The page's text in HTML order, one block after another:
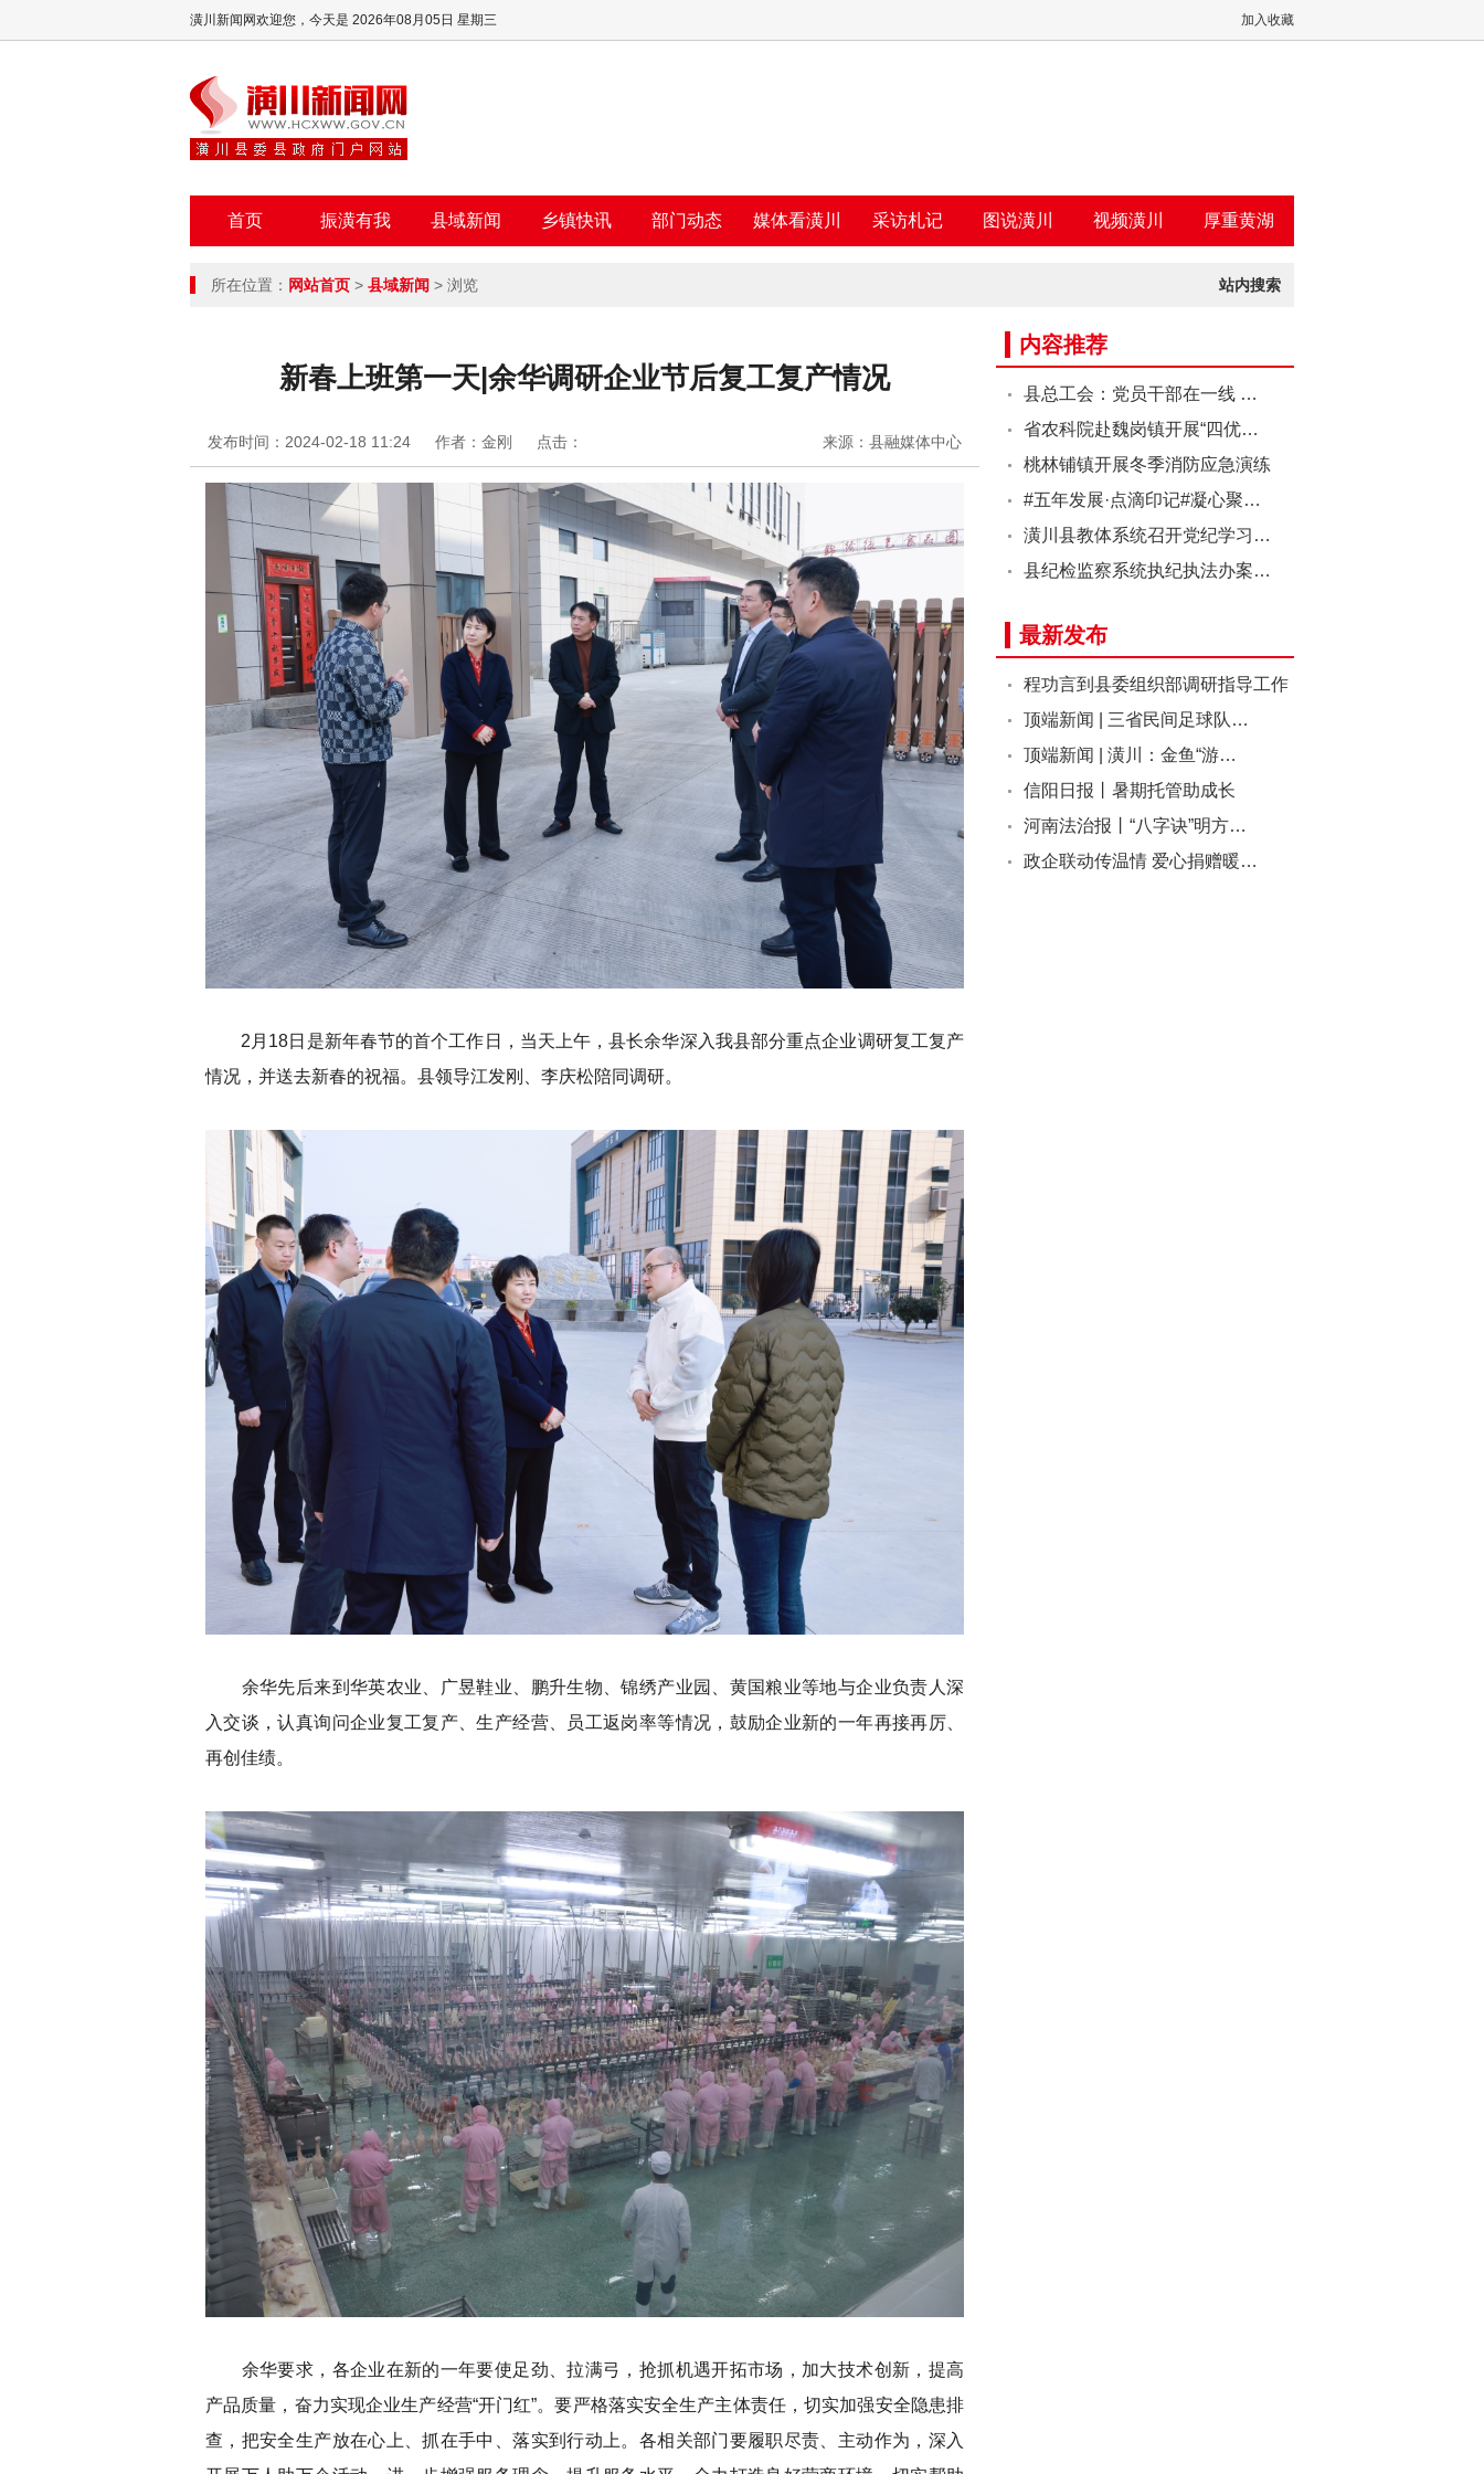
加入收藏
潢川新闻网欢迎您， 今天是 2026年08月05日 星期三
首页 振潢有我 县域新闻 乡镇快讯 部门动态 媒体看潢川 采访札记 图说潢川 视频潢川 厚重黄湖
站内搜索
所在位置： 网站首页 > 县域新闻 > 浏览
新春上班第一天|余华调研企业节后复工复产情况
来源：县融媒体中心
发布时间：2024-02-18 11:24 作者：金刚 点击：
2月18日是新年春节的首个工作日，当天上午，县长余华深入我县部分重点企业调研复工复产
情况，并送去新春的祝福。县领导江发刚、李庆松陪同调研。
余华先后来到华英农业、广昱鞋业、鹏升生物、锦绣产业园、黄国粮业等地与企业负责人深
入交谈，认真询问企业复工复产、生产经营、员工返岗率等情况，鼓励企业新的一年再接再厉、
再创佳绩。
余华要求，各企业在新的一年要使足劲、拉满弓，抢抓机遇开拓市场，加大技术创新，提高
产品质量，奋力实现企业生产经营“开门红”。要严格落实安全生产主体责任，切实加强安全隐患排
查，把安全生产放在心上、抓在手中、落实到行动上。各相关部门要履职尽责、主动作为，深入
内容推荐
县总工会：党员干部在一线 …
省农科院赴魏岗镇开展“四优…
桃林铺镇开展冬季消防应急演练
#五年发展·点滴印记#凝心聚…
潢川县教体系统召开党纪学习…
县纪检监察系统执纪执法办案…
最新发布
程功言到县委组织部调研指导工作
顶端新闻 | 三省民间足球队…
顶端新闻 | 潢川：金鱼“游…
信阳日报丨暑期托管助成长
河南法治报丨“八字诀”明方…
政企联动传温情 爱心捐赠暖…